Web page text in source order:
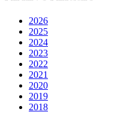
2026
2025
2024
2023
2022
2021
2020
2019
2018